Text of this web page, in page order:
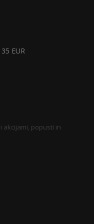
EUR
akcijami, popusti in